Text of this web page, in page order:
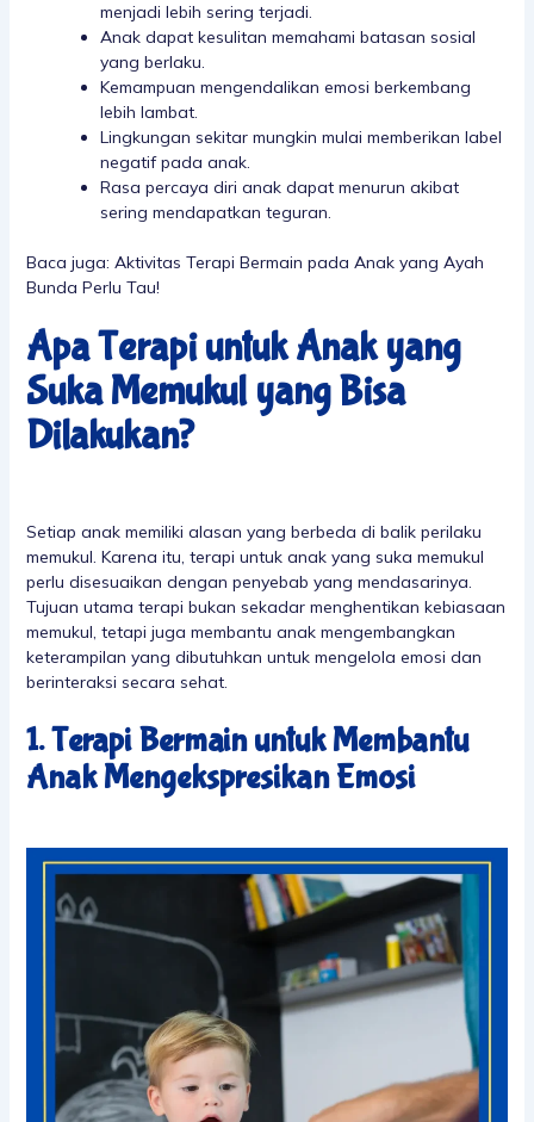
menjadi lebih sering terjadi.
Anak dapat kesulitan memahami batasan sosial
yang berlaku.
Kemampuan mengendalikan emosi berkembang
lebih lambat.
Lingkungan sekitar mungkin mulai memberikan label
negatif pada anak.
Rasa percaya diri anak dapat menurun akibat
sering mendapatkan teguran.
Baca juga: Aktivitas Terapi Bermain pada Anak yang Ayah
Bunda Perlu Tau!
Apa Terapi untuk Anak yang
Suka Memukul yang Bisa
Dilakukan?
Setiap anak memiliki alasan yang berbeda di balik perilaku
memukul. Karena itu, terapi untuk anak yang suka memukul
perlu disesuaikan dengan penyebab yang mendasarinya.
Tujuan utama terapi bukan sekadar menghentikan kebiasaan
memukul, tetapi juga membantu anak mengembangkan
keterampilan yang dibutuhkan untuk mengelola emosi dan
berinteraksi secara sehat.
1. Terapi Bermain untuk Membantu
Anak Mengekspresikan Emosi